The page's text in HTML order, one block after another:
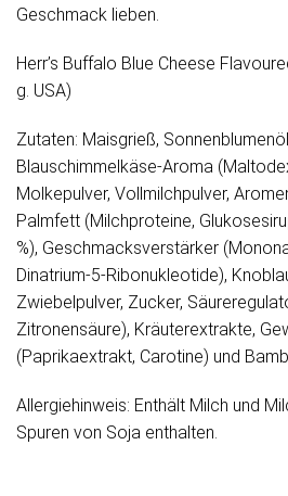
Geschmack lieben.
Herr’s Buffalo Blue Cheese
g. USA)
Zutaten: Maisgrieß,
Blauschimmelkäse-Aroma
Molkepulver, Vollmilchpulver,
Palmfett (Milchproteine,
%), Geschmacksverstärker
Dinatrium-5-Ribonukleotide),
Zwiebelpulver, Zucker,
Zitronensäure), Kräuterextrakte,
(Paprikaextrakt, Carotine) und
Allergiehinweis: Enthält Milch und
Spuren von Soja enthalten.